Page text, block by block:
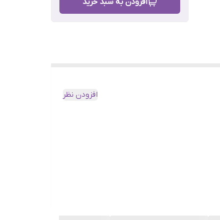
افزودن به سبد خرید
افزودن نظر